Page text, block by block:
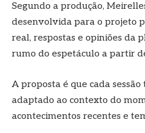
Segundo a produção,
desenvolvida para o projeto
real, respostas e opiniões da
rumo do espetáculo a partir
A proposta é que cada
adaptado ao contexto do
acontecimentos recentes e